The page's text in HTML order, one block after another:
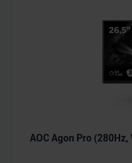
AOC Agon Pro (280Hz,